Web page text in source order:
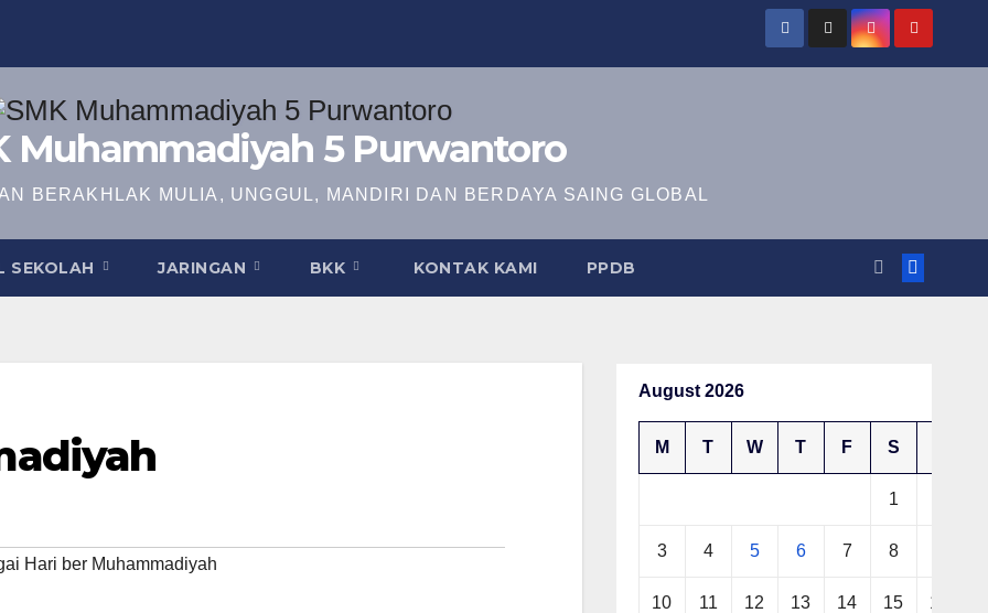
Muhammadiyah 5 Purwantoro
BERAKHLAK MULIA, UNGGUL, MANDIRI DAN BERDAYA SAING GLOBAL
SEKOLAH JARINGAN BKK KONTAK KAMI PPDB
Hari ber Muhammadiyah
August 2026
M T W T F S
1
3 4 5 6 7 8
10 11 12 13 14 15 16